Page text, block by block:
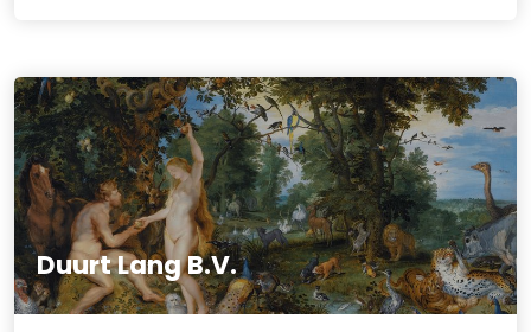
Duurt Lang B.V.